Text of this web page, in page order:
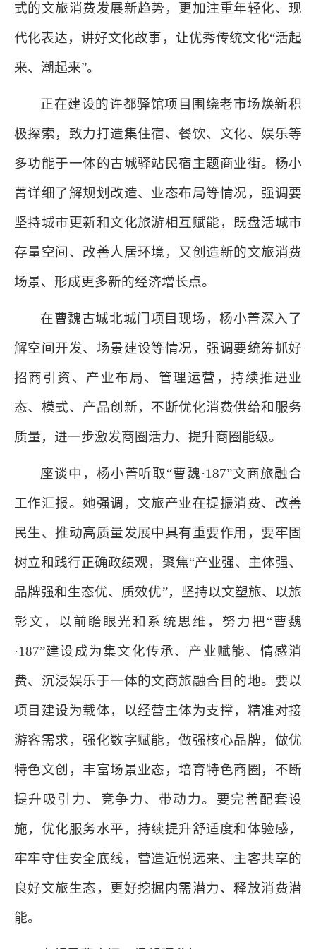
式的文旅消费发展新趋势，更加注重年轻化、现
代化表达，讲好文化故事，让优秀传统文化“活起
来、潮起来”。
正在建设的许都驿馆项目围绕老市场焕新积
极探索，致力打造集住宿、餐饮、文化、娱乐等
多功能于一体的古城驿站民宿主题商业街。杨小
菁详细了解规划改造、业态布局等情况，强调要
坚持城市更新和文化旅游相互赋能，既盘活城市
存量空间、改善人居环境，又创造新的文旅消费
场景、形成更多新的经济增长点。
在曹魏古城北城门项目现场，杨小菁深入了
解空间开发、场景建设等情况，强调要统筹抓好
招商引资、产业布局、管理运营，持续推进业
态、模式、产品创新，不断优化消费供给和服务
质量，进一步激发商圈活力、提升商圈能级。
座谈中，杨小菁听取“曹魏·187”文商旅融合
工作汇报。她强调，文旅产业在提振消费、改善
民生、推动高质量发展中具有重要作用，要牢固
树立和践行正确政绩观，聚焦“产业强、主体强、
品牌强和生态优、质效优”，坚持以文塑旅、以旅
彰文，以前瞻眼光和系统思维，努力把“曹魏
·187”建设成为集文化传承、产业赋能、情感消
费、沉浸娱乐于一体的文商旅融合目的地。要以
项目建设为载体，以经营主体为支撑，精准对接
游客需求，强化数字赋能，做强核心品牌，做优
特色文创，丰富场景业态，培育特色商圈，不断
提升吸引力、竞争力、带动力。要完善配套设
施，优化服务水平，持续提升舒适度和体验感，
牢牢守住安全底线，营造近悦远来、主客共享的
良好文旅生态，更好挖掘内需潜力、释放消费潜
能。